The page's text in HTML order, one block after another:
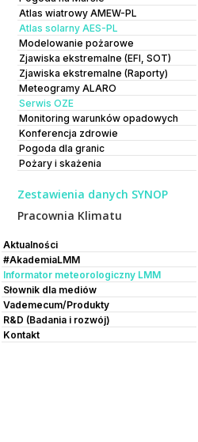
Atlas wiatrowy AMEW-PL
Atlas solarny AES-PL
Modelowanie pożarowe
Zjawiska ekstremalne (EFI, SOT)
Zjawiska ekstremalne (Raporty)
Meteogramy ALARO
Serwis OZE
Monitoring warunków opadowych
Konferencja zdrowie
Pogoda dla granic
Pożary i skażenia
Zestawienia danych SYNOP
Pracownia Klimatu
Aktualności
#AkademiaLMM
Informator meteorologiczny LMM
Słownik dla mediów
Vademecum/Produkty
R&D (Badania i rozwój)
Kontakt
radiacyjne(solar
zakłócenia
w oparciu o indeksy.